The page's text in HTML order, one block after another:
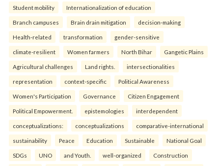
Student mobility Internationalization of education
Branch campuses Brain drain mitigation decision-making
Health-related transformation gender-sensitive
climate-resilient Women farmers North Bihar Gangetic Plains
Agricultural challenges Land rights. intersectionalities
representation context-specific Political Awareness
Women's Participation Governance Citizen Engagement
Political Empowerment. epistemologies interdependent
conceptualizations: conceptualizations comparative-international
sustainability Peace Education Sustainable National Goal
SDGs UNO and Youth. well-organized Construction